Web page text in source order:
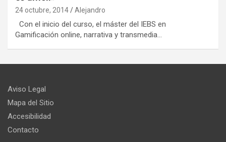
24 octubre, 2014 Alejandro
Con el inicio del curso, el máster del IEBS en
Gamificación online, narrativa y transmedia…
Aviso Legal
Mapa del Sitio
Accesibilidad
Contacto